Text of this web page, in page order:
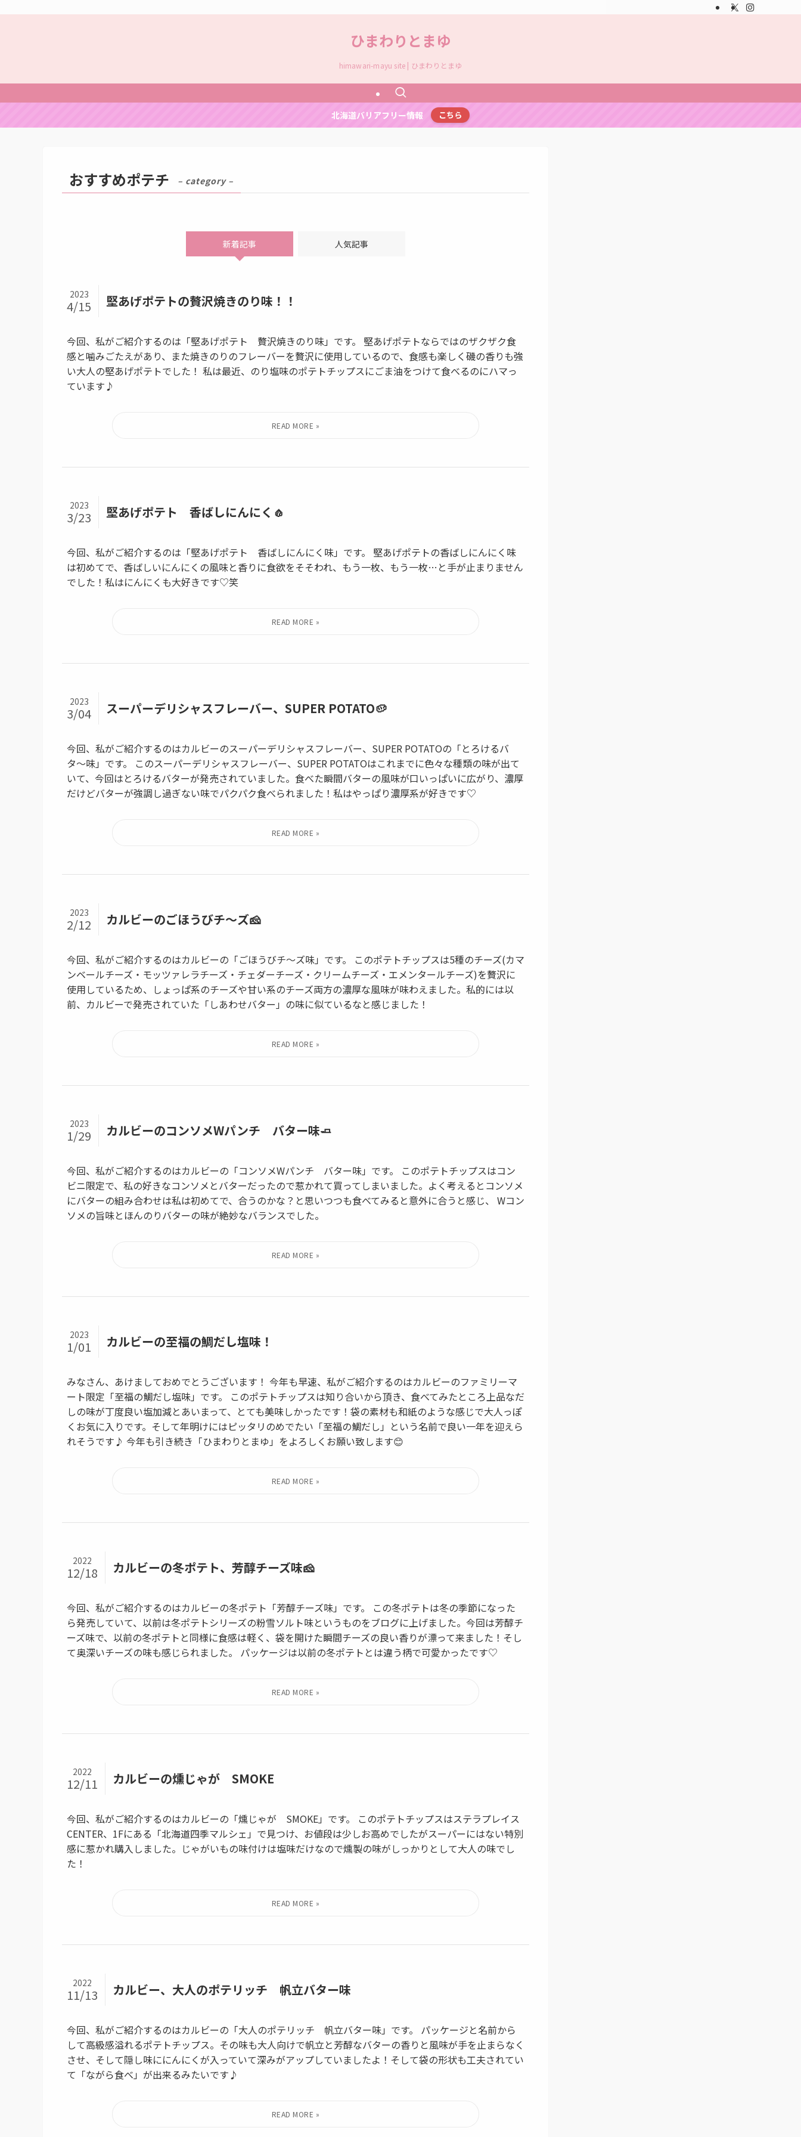
ひまわりとまゆ
himawari-mayu site | ひまわりとまゆ
北海道バリアフリー情報 こちら
おすすめポテチ – category –
新着記事 人気記事
堅あげポテトの贅沢焼きのり味！！
2023
4/15
今回、私がご紹介するのは「堅あげポテト 贅沢焼きのり味」です。 堅あげポテトならではのザクザク食
感と噛みごたえがあり、また焼きのりのフレーバーを贅沢に使用しているので、食感も楽しく磯の香りも強
い大人の堅あげポテトでした！ 私は最近、のり塩味のポテトチップスにごま油をつけて食べるのにハマっ
ています♪
堅あげポテト 香ばしにんにく🧄
2023
3/23
今回、私がご紹介するのは「堅あげポテト 香ばしにんにく味」です。 堅あげポテトの香ばしにんにく味
は初めてで、香ばしいにんにくの風味と香りに食欲をそそわれ、もう一枚、もう一枚…と手が止まりません
でした！私はにんにくも大好きです♡笑
スーパーデリシャスフレーバー、SUPER POTATO🥔
2023
3/04
今回、私がご紹介するのはカルビーのスーパーデリシャスフレーバー、SUPER POTATOの「とろけるバ
タ〜味」です。 このスーパーデリシャスフレーバー、SUPER POTATOはこれまでに色々な種類の味が出て
いて、今回はとろけるバターが発売されていました。食べた瞬間バターの風味が口いっぱいに広がり、濃厚
だけどバターが強調し過ぎない味でパクパク食べられました！私はやっぱり濃厚系が好きです♡
カルビーのごほうびチ〜ズ🧀
2023
2/12
今回、私がご紹介するのはカルビーの「ごほうびチ〜ズ味」です。 このポテトチップスは5種のチーズ(カマ
ンベールチーズ・モッツァレラチーズ・チェダーチーズ・クリームチーズ・エメンタールチーズ)を贅沢に
使用しているため、しょっぱ系のチーズや甘い系のチーズ両方の濃厚な風味が味わえました。私的には以
前、カルビーで発売されていた「しあわせバター」の味に似ているなと感じました！
カルビーのコンソメWパンチ バター味🧈
2023
1/29
今回、私がご紹介するのはカルビーの「コンソメWパンチ バター味」です。 このポテトチップスはコン
ビニ限定で、私の好きなコンソメとバターだったので惹かれて買ってしまいました。よく考えるとコンソメ
にバターの組み合わせは私は初めてで、合うのかな？と思いつつも食べてみると意外に合うと感じ、 Wコン
ソメの旨味とほんのりバターの味が絶妙なバランスでした。
カルビーの至福の鯛だし塩味！
2023
1/01
みなさん、あけましておめでとうございます！ 今年も早速、私がご紹介するのはカルビーのファミリーマ
ート限定「至福の鯛だし塩味」です。 このポテトチップスは知り合いから頂き、食べてみたところ上品なだ
しの味が丁度良い塩加減とあいまって、とても美味しかったです！袋の素材も和紙のような感じで大人っぽ
くお気に入りです。そして年明けにはピッタリのめでたい「至福の鯛だし」という名前で良い一年を迎えら
れそうです♪ 今年も引き続き「ひまわりとまゆ」をよろしくお願い致します😊
カルビーの冬ポテト、芳醇チーズ味🧀
2022
12/18
今回、私がご紹介するのはカルビーの冬ポテト「芳醇チーズ味」です。 この冬ポテトは冬の季節になった
ら発売していて、以前は冬ポテトシリーズの粉雪ソルト味というものをブログに上げました。今回は芳醇チ
ーズ味で、以前の冬ポテトと同様に食感は軽く、袋を開けた瞬間チーズの良い香りが漂って来ました！そし
て奥深いチーズの味も感じられました。 パッケージは以前の冬ポテトとは違う柄で可愛かったです♡
カルビーの燻じゃが SMOKE
2022
12/11
今回、私がご紹介するのはカルビーの「燻じゃが SMOKE」です。 このポテトチップスはステラプレイス
CENTER、1Fにある「北海道四季マルシェ」で見つけ、お値段は少しお高めでしたがスーパーにはない特別
感に惹かれ購入しました。じゃがいもの味付けは塩味だけなので燻製の味がしっかりとして大人の味でし
た！
カルビー、大人のポテリッチ 帆立バター味
2022
11/13
今回、私がご紹介するのはカルビーの「大人のポテリッチ 帆立バター味」です。 パッケージと名前から
して高級感溢れるポテトチップス。その味も大人向けで帆立と芳醇なバターの香りと風味が手を止まらなく
させ、そして隠し味ににんにくが入っていて深みがアップしていましたよ！そして袋の形状も工夫されてい
て「ながら食べ」が出来るみたいです♪